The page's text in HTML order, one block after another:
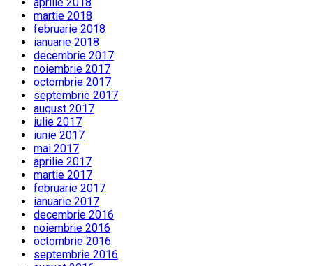
martie 2018
februarie 2018
ianuarie 2018
decembrie 2017
noiembrie 2017
octombrie 2017
septembrie 2017
august 2017
iulie 2017
iunie 2017
mai 2017
aprilie 2017
martie 2017
februarie 2017
ianuarie 2017
decembrie 2016
noiembrie 2016
octombrie 2016
septembrie 2016